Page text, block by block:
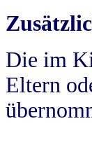
Die im
Eltern